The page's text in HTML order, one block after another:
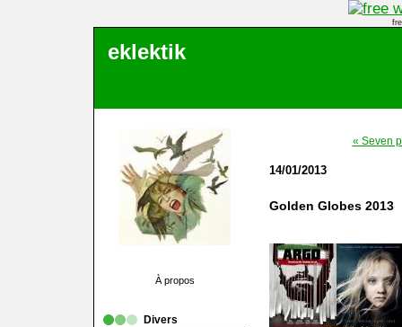
eklektik
À propos
Divers
« Seven
14/01/2013
Golden Globes 2013